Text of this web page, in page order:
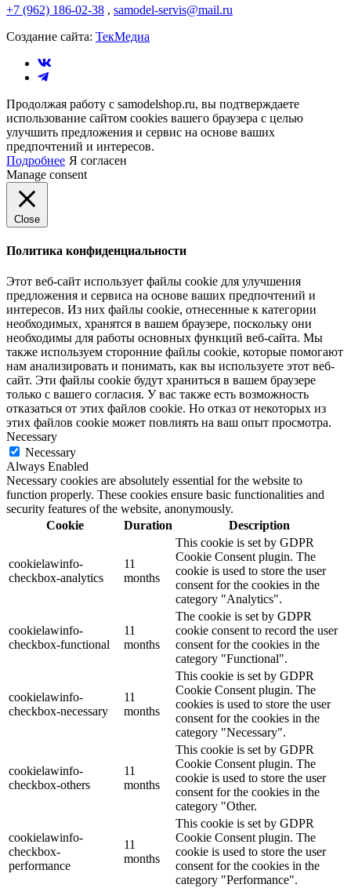
+7 (962) 186-02-38 , samodel-servis@mail.ru
Создание сайта: ТекМедиа
Продолжая работу с samodelshop.ru, вы подтверждаете
использование сайтом cookies вашего браузера с целью
улучшить предложения и сервис на основе ваших
предпочтений и интересов.
Подробнее Я согласен
Manage consent
Close
Политика конфиденциальности
Этот веб-сайт использует файлы cookie для улучшения
предложения и сервиса на основе ваших предпочтений и
интересов. Из них файлы cookie, отнесенные к категории
необходимых, хранятся в вашем браузере, поскольку они
необходимы для работы основных функций веб-сайта. Мы
также используем сторонние файлы cookie, которые помогают
нам анализировать и понимать, как вы используете этот веб-
сайт. Эти файлы cookie будут храниться в вашем браузере
только с вашего согласия. У вас также есть возможность
отказаться от этих файлов cookie. Но отказ от некоторых из
этих файлов cookie может повлиять на ваш опыт просмотра.
Necessary
Necessary
Always Enabled
Necessary cookies are absolutely essential for the website to
function properly. These cookies ensure basic functionalities and
security features of the website, anonymously.
Cookie
Duration Description
cookielawinfo-
checkbox-analytics
11
months
This cookie is set by GDPR
Cookie Consent plugin. The
cookie is used to store the user
consent for the cookies in the
category "Analytics".
cookielawinfo-
checkbox-functional
11
months
The cookie is set by GDPR
cookie consent to record the user
consent for the cookies in the
category "Functional".
cookielawinfo-
checkbox-necessary
11
months
This cookie is set by GDPR
Cookie Consent plugin. The
cookies is used to store the user
consent for the cookies in the
category "Necessary".
cookielawinfo-
checkbox-others
11
months
This cookie is set by GDPR
Cookie Consent plugin. The
cookie is used to store the user
consent for the cookies in the
category "Other.
cookielawinfo-
checkbox-
performance
11
months
This cookie is set by GDPR
Cookie Consent plugin. The
cookie is used to store the user
consent for the cookies in the
category "Performance".